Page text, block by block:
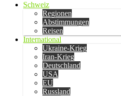
Schweiz
Regionen
Abstimmungen
Reisen
International
Ukraine-Krieg
Iran-Krieg
Deutschland
USA
EU
Russland